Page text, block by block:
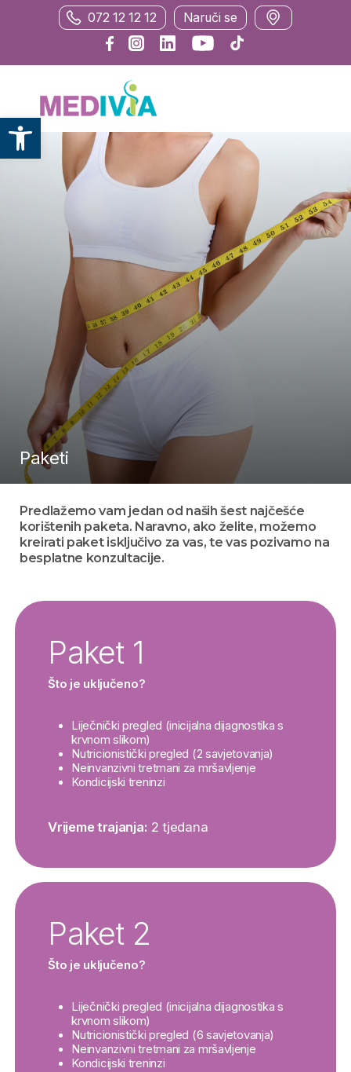
Otvori alatnu traku
072 12 12 12 Naruči se
Paketi
Predlažemo vam jedan od naših šest najčešće
korištenih paketa. Naravno, ako želite, možemo
kreirati paket isključivo za vas, te vas pozivamo na
besplatne konzultacije.
Paket 1
Što je uključeno?
Liječnički pregled (inicijalna dijagnostika s
krvnom slikom)
Nutricionistički pregled (2 savjetovanja)
Neinvanzivni tretmani za mršavljenje
Kondicijski treninzi
Vrijeme trajanja: 2 tjedana
Paket 2
Što je uključeno?
Liječnički pregled (inicijalna dijagnostika s
krvnom slikom)
Nutricionistički pregled (6 savjetovanja)
Neinvanzivni tretmani za mršavljenje
Kondicijski treninzi